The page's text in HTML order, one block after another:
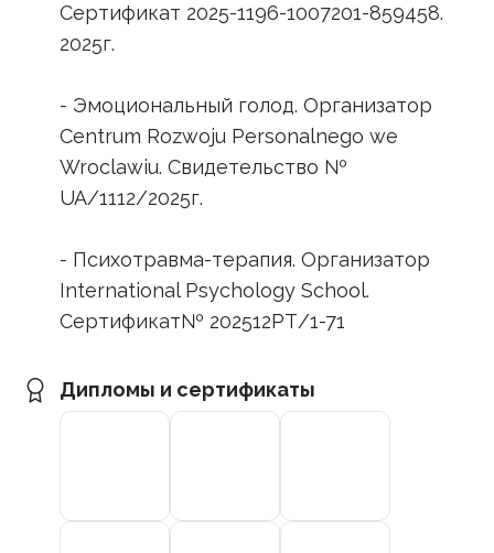
Сертификат 2025-1196-1007201-859458.
2025г.
- Эмоциональный голод. Организатор
Centrum Rozwoju Personalnego we
Wroclawiu. Свидетельство №
UA/1112/2025г.
- Психотравма-терапия. Организатор
International Psychology School.
Сертификат№ 202512РТ/1-71
Дипломы и сертификаты